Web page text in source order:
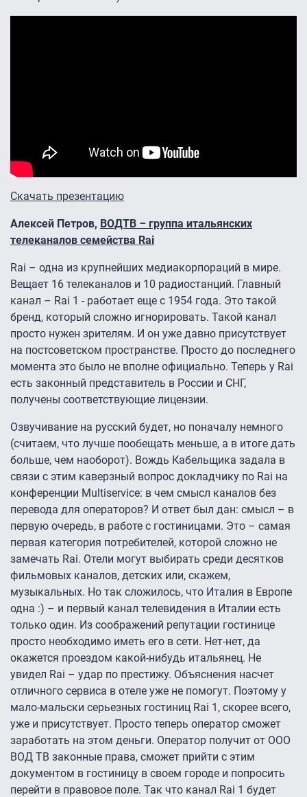
Скачать презентацию
Алексей Петров, ВОДТВ – группа итальянских
телеканалов семейства Rai
Rai – одна из крупнейших медиакорпораций в мире.
Вещает 16 телеканалов и 10 радиостанций. Главный
канал – Rai 1 - работает еще с 1954 года. Это такой
бренд, который сложно игнорировать. Такой канал
просто нужен зрителям. И он уже давно присутствует
на постсоветском пространстве. Просто до последнего
момента это было не вполне официально. Теперь у Rai
есть законный представитель в России и СНГ,
получены соответствующие лицензии.
Озвучивание на русский будет, но поначалу немного
(считаем, что лучше пообещать меньше, а в итоге дать
больше, чем наоборот). Вождь Кабельщика задала в
связи с этим каверзный вопрос докладчику по Rai на
конференции Multiservice: в чем смысл каналов без
перевода для операторов? И ответ был дан: смысл – в
первую очередь, в работе с гостиницами. Это – самая
первая категория потребителей, которой сложно не
замечать Rai. Отели могут выбирать среди десятков
фильмовых каналов, детских или, скажем,
музыкальных. Но так сложилось, что Италия в Европе
одна :) – и первый канал телевидения в Италии есть
только один. Из соображений репутации гостинице
просто необходимо иметь его в сети. Нет-нет, да
окажется проездом какой-нибудь итальянец. Не
увидел Rai – удар по престижу. Объяснения насчет
отличного сервиса в отеле уже не помогут. Поэтому у
мало-мальски серьезных гостиниц Rai 1, скорее всего,
уже и присутствует. Просто теперь оператор сможет
заработать на этом деньги. Оператор получит от ООО
ВОД ТВ законные права, сможет прийти с этим
документом в гостиницу в своем городе и попросить
перейти в правовое поле. Так что канал Rai 1 будет